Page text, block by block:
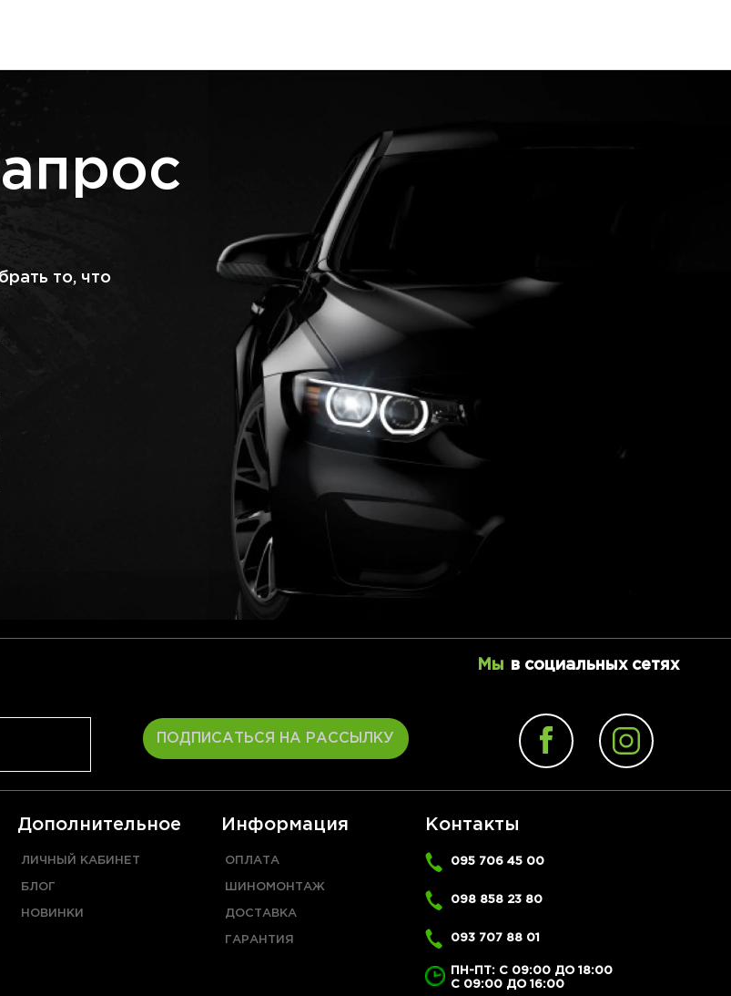
то, что
Мы в социальных сетях
ПОДПИСАТЬСЯ НА РАССЫЛКУ
Дополнительное
ЛИЧНЫЙ КАБИНЕТ
БЛОГ
НОВИНКИ
Информация
ОПЛАТА
ШИНОМОНТАЖ
ДОСТАВКА
ГАРАНТИЯ
Контакты
095 706 45 00
098 858 23 80
093 707 88 01
ПН-ПТ: С 09:00 ДО 18:00
С 09:00 ДО 16:00